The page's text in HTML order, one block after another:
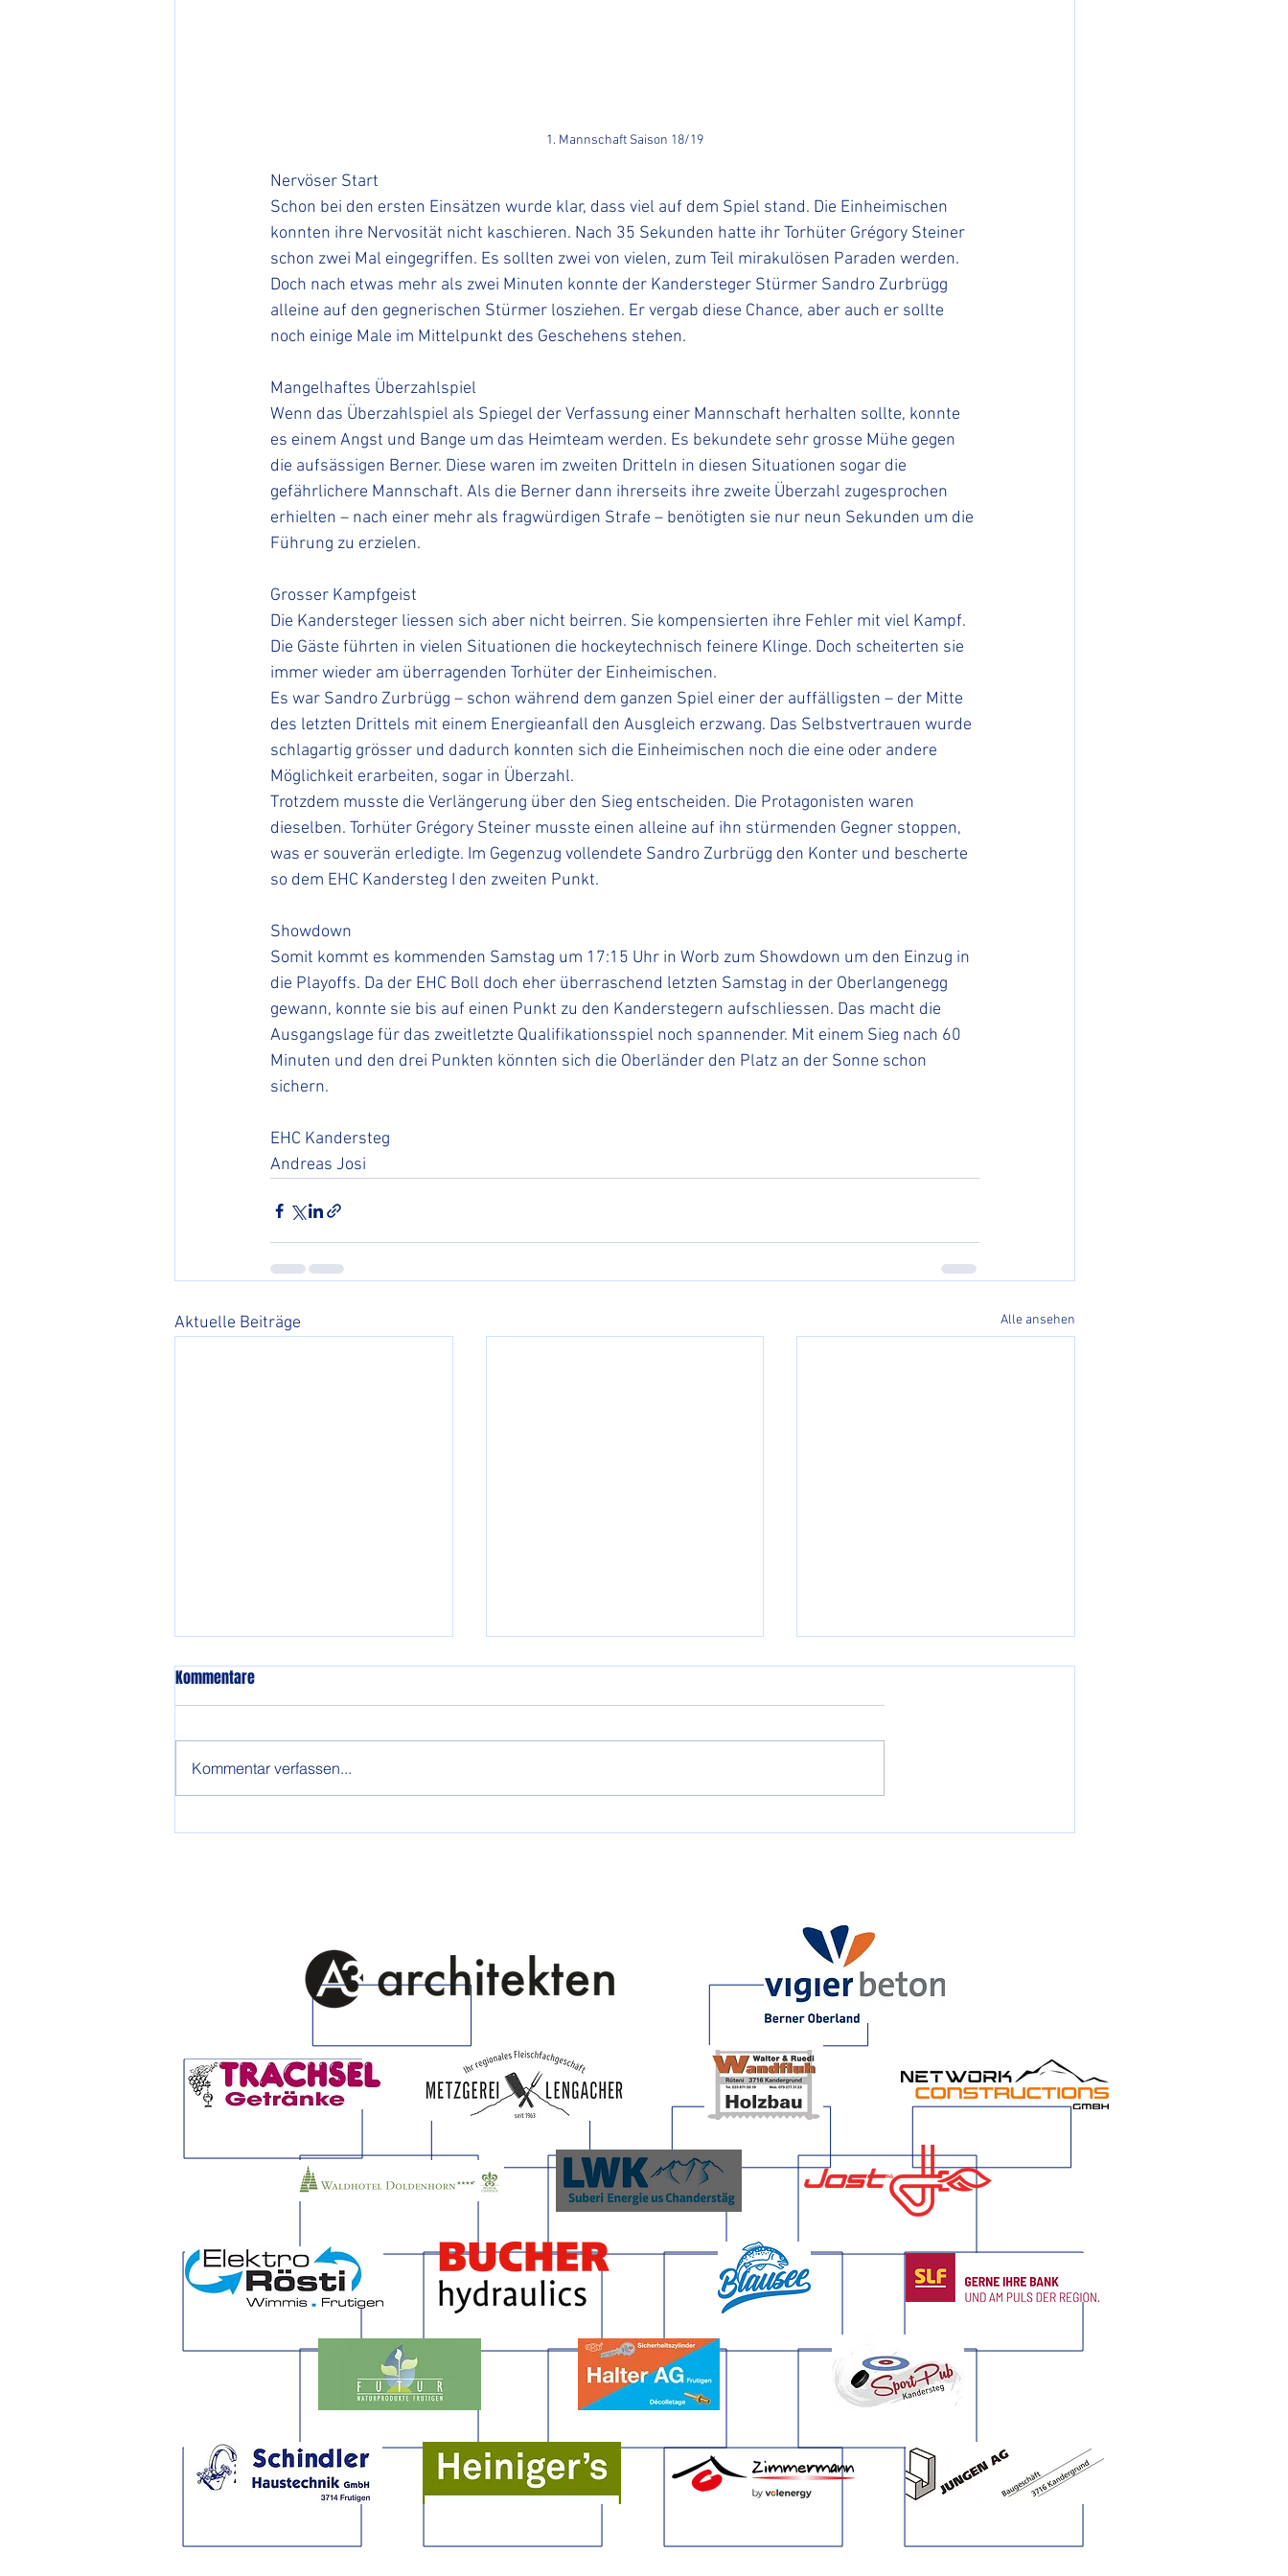
1. Mannschaft Saison 18/19
Nervöser Start
Schon bei den ersten Einsätzen wurde klar, dass viel auf dem Spiel stand. Die Einheimischen
konnten ihre Nervosität nicht kaschieren. Nach 35 Sekunden hatte ihr Torhüter Grégory Steiner
schon zwei Mal eingegriffen. Es sollten zwei von vielen, zum Teil mirakulösen Paraden werden.
Doch nach etwas mehr als zwei Minuten konnte der Kandersteger Stürmer Sandro Zurbrügg
alleine auf den gegnerischen Stürmer losziehen. Er vergab diese Chance, aber auch er sollte
noch einige Male im Mittelpunkt des Geschehens stehen.
Mangelhaftes Überzahlspiel
Wenn das Überzahlspiel als Spiegel der Verfassung einer Mannschaft herhalten sollte, konnte
es einem Angst und Bange um das Heimteam werden. Es bekundete sehr grosse Mühe gegen
die aufsässigen Berner. Diese waren im zweiten Dritteln in diesen Situationen sogar die
gefährlichere Mannschaft. Als die Berner dann ihrerseits ihre zweite Überzahl zugesprochen
erhielten – nach einer mehr als fragwürdigen Strafe – benötigten sie nur neun Sekunden um die
Führung zu erzielen.
Grosser Kampfgeist
Die Kandersteger liessen sich aber nicht beirren. Sie kompensierten ihre Fehler mit viel Kampf.
Die Gäste führten in vielen Situationen die hockeytechnisch feinere Klinge. Doch scheiterten sie
immer wieder am überragenden Torhüter der Einheimischen.
Es war Sandro Zurbrügg – schon während dem ganzen Spiel einer der auffälligsten – der Mitte
des letzten Drittels mit einem Energieanfall den Ausgleich erzwang. Das Selbstvertrauen wurde
schlagartig grösser und dadurch konnten sich die Einheimischen noch die eine oder andere
Möglichkeit erarbeiten, sogar in Überzahl.
Trotzdem musste die Verlängerung über den Sieg entscheiden. Die Protagonisten waren
dieselben. Torhüter Grégory Steiner musste einen alleine auf ihn stürmenden Gegner stoppen,
was er souverän erledigte. Im Gegenzug vollendete Sandro Zurbrügg den Konter und bescherte
so dem EHC Kandersteg I den zweiten Punkt.
Showdown
Somit kommt es kommenden Samstag um 17:15 Uhr in Worb zum Showdown um den Einzug in
die Playoffs. Da der EHC Boll doch eher überraschend letzten Samstag in der Oberlangenegg
gewann, konnte sie bis auf einen Punkt zu den Kanderstegern aufschliessen. Das macht die
Ausgangslage für das zweitletzte Qualifikationsspiel noch spannender. Mit einem Sieg nach 60
Minuten und den drei Punkten könnten sich die Oberländer den Platz an der Sonne schon
sichern.
EHC Kandersteg
Andreas Josi
Aktuelle Beiträge Alle ansehen
«Wenn man einem Fehler
Kandersteg trotzt den Yetis und
Kommentare
Kommentar verfassen...